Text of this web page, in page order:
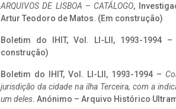
ARQUIVOS DE LISBOA – CATÁLOGO,
Artur Teodoro de Matos. (Em construção)
Boletim do IHIT, Vol. LI-LII, 1993-1994 –
construção)
Boletim do IHIT, Vol. LI-LII, 1993-1994 –
jurisdição da cidade na ilha Terceira, com a
um deles. Anónimo – Arquivo Histórico